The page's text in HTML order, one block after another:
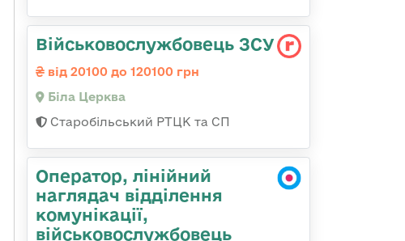
Військовослужбовець ЗСУ
від 20100 до 120100 грн
Біла Церква
Старобільський РТЦК та СП
Оператор, лінійний
наглядач відділення
комунікації,
військовослужбовець